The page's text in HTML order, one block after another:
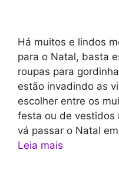
Há muitos e lindos
para o Natal, basta
roupas para
estão invadindo as
escolher entre os
festa ou de vestidos
vá passar o Natal
Leia mais